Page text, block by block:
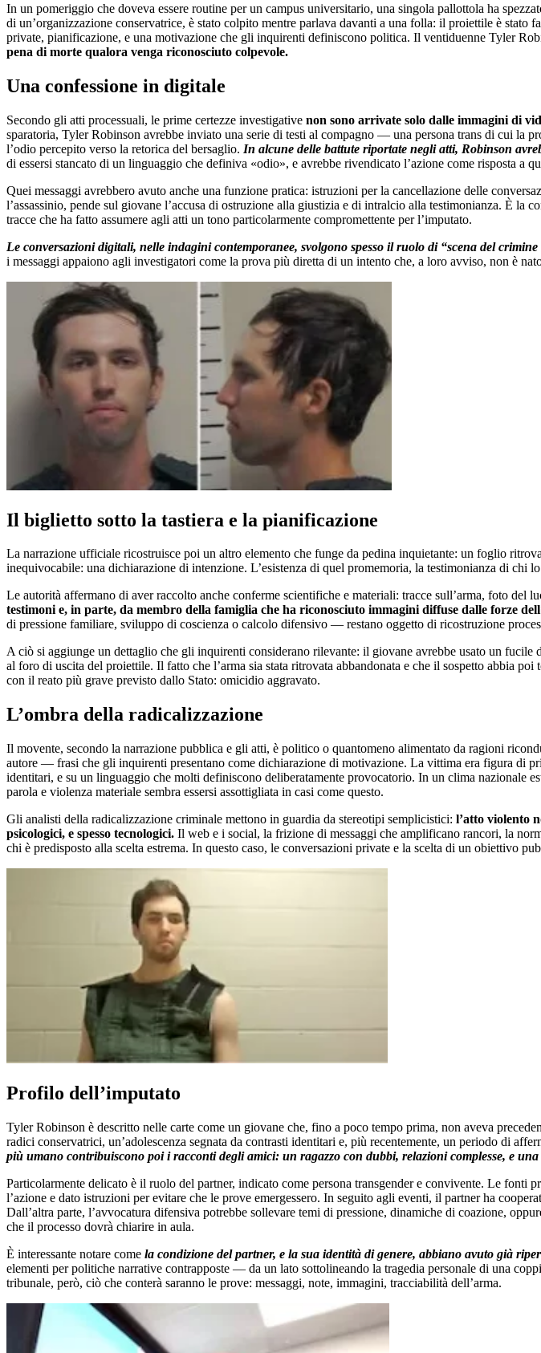
In un pomeriggio che doveva essere routine per un campus universitario, una singola pallottola ha
di un’organizzazione conservatrice, è stato colpito mentre parlava davanti a una folla: il proiettile è stato
private, pianificazione, e una motivazione che gli inquirenti definiscono politica. Il ventiduenne Tyler
pena di morte qualora venga riconosciuto colpevole.
Una confessione in digitale
Secondo gli atti processuali, le prime certezze investigative non sono arrivate solo dalle immagini di
sparatoria, Tyler Robinson avrebbe inviato una serie di testi al compagno — una persona trans di cui la
l’odio percepito verso la retorica del bersaglio. In alcune delle battute riportate negli atti, Robinson
di essersi stancato di un linguaggio che definiva «odio», e avrebbe rivendicato l’azione come risposta a
Quei messaggi avrebbero avuto anche una funzione pratica: istruzioni per la cancellazione delle
l’assassinio, pende sul giovane l’accusa di ostruzione alla giustizia e di intralcio alla testimonianza. È
tracce che ha fatto assumere agli atti un tono particolarmente compromettente per l’imputato.
Le conversazioni digitali, nelle indagini contemporanee, svolgono spesso il ruolo di “scena del
i messaggi appaiono agli investigatori come la prova più diretta di un intento che, a loro avviso, non è
Il biglietto sotto la tastiera e la pianificazione
La narrazione ufficiale ricostruisce poi un altro elemento che funge da pedina inquietante: un foglio
inequivocabile: una dichiarazione di intenzione. L’esistenza di quel promemoria, la testimonianza di chi
Le autorità affermano di aver raccolto anche conferme scientifiche e materiali: tracce sull’arma, foto del
testimoni e, in parte, da membro della famiglia che ha riconosciuto immagini diffuse dalle forze
di pressione familiare, sviluppo di coscienza o calcolo difensivo — restano oggetto di ricostruzione
A ciò si aggiunge un dettaglio che gli inquirenti considerano rilevante: il giovane avrebbe usato un
al foro di uscita del proiettile. Il fatto che l’arma sia stata ritrovata abbandonata e che il sospetto abbia
con il reato più grave previsto dallo Stato: omicidio aggravato.
L’ombra della radicalizzazione
Il movente, secondo la narrazione pubblica e gli atti, è politico o quantomeno alimentato da ragioni
autore — frasi che gli inquirenti presentano come dichiarazione di motivazione. La vittima era figura di
identitari, e su un linguaggio che molti definiscono deliberatamente provocatorio. In un clima nazionale
parola e violenza materiale sembra essersi assottigliata in casi come questo.
Gli analisti della radicalizzazione criminale mettono in guardia da stereotipi semplicistici: l’atto violento
psicologici, e spesso tecnologici. Il web e i social, la frizione di messaggi che amplificano rancori, la
chi è predisposto alla scelta estrema. In questo caso, le conversazioni private e la scelta di un obiettivo
Profilo dell’imputato
Tyler Robinson è descritto nelle carte come un giovane che, fino a poco tempo prima, non aveva
radici conservatrici, un’adolescenza segnata da contrasti identitari e, più recentemente, un periodo di
più umano contribuiscono poi i racconti degli amici: un ragazzo con dubbi, relazioni complesse, e
Particolarmente delicato è il ruolo del partner, indicato come persona transgender e convivente. Le fonti
l’azione e dato istruzioni per evitare che le prove emergessero. In seguito agli eventi, il partner ha
Dall’altra parte, l’avvocatura difensiva potrebbe sollevare temi di pressione, dinamiche di coazione,
che il processo dovrà chiarire in aula.
È interessante notare come la condizione del partner, e la sua identità di genere, abbiano avuto già
elementi per politiche narrative contrapposte — da un lato sottolineando la tragedia personale di una
tribunale, però, ciò che conterà saranno le prove: messaggi, note, immagini, tracciabilità dell’arma.